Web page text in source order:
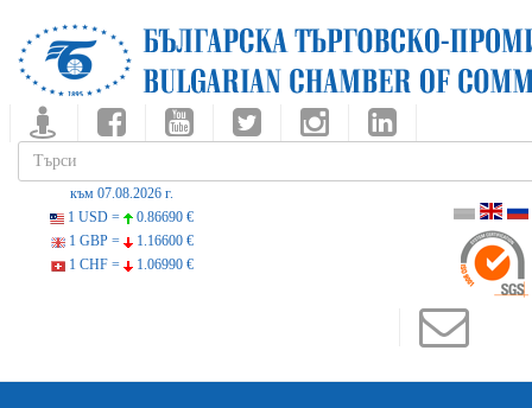
към 07.08.2026 г.
1 USD =
0.86690 €
1 GBP =
1.16600 €
1 CHF =
1.06990 €